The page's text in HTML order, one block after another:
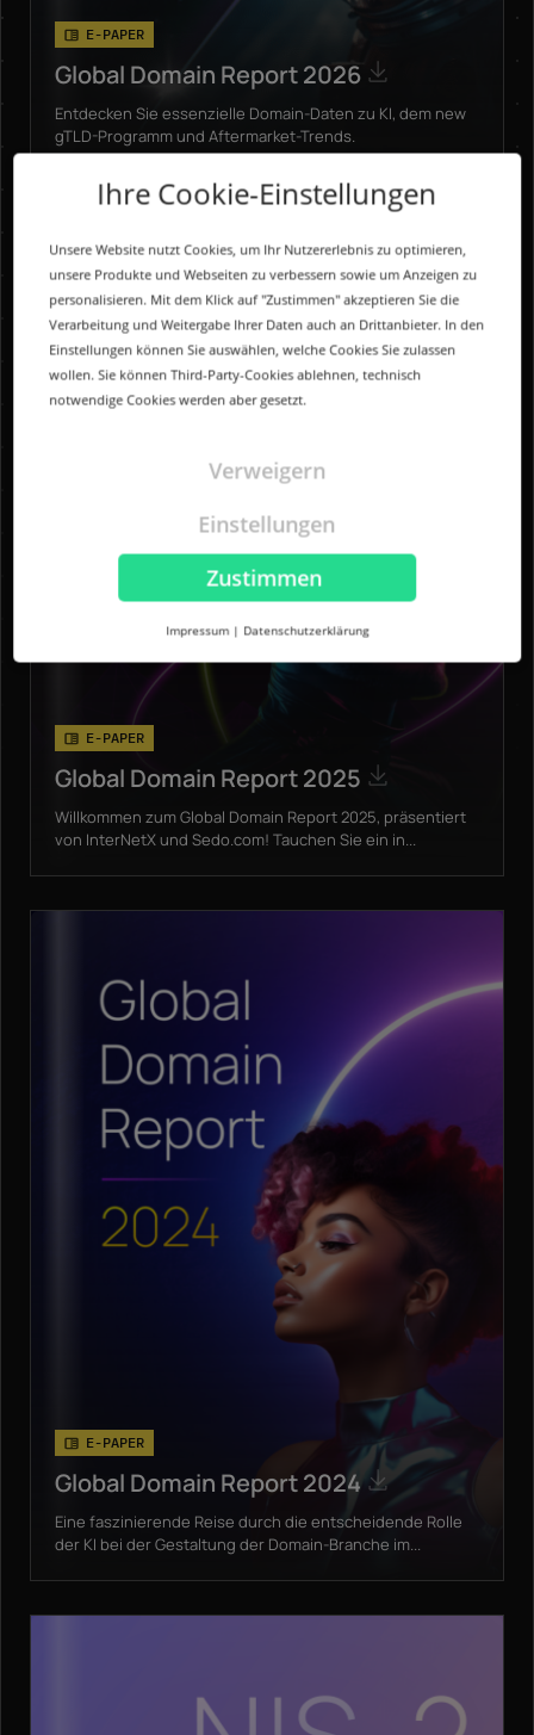
E-PAPER
Global Domain Report 2026
Entdecken Sie essenzielle Domain-Daten zu KI, dem new
gTLD-Programm und Aftermarket-Trends.
E-PAPER
Global Domain Report 2025
Willkommen zum Global Domain Report 2025, präsentiert
von InterNetX und Sedo.com! Tauchen Sie ein in...
E-PAPER
Global Domain Report 2024
Eine faszinierende Reise durch die entscheidende Rolle
der KI bei der Gestaltung der Domain-Branche im...
Ihre Cookie-Einstellungen
Unsere Website nutzt Cookies, um Ihr Nutzererlebnis zu optimieren,
unsere Produkte und Webseiten zu verbessern sowie um Anzeigen zu
personalisieren. Mit dem Klick auf "Zustimmen" akzeptieren Sie die
Verarbeitung und Weitergabe Ihrer Daten auch an Drittanbieter. In den
Einstellungen können Sie auswählen, welche Cookies Sie zulassen
wollen. Sie können Third-Party-Cookies ablehnen, technisch
notwendige Cookies werden aber gesetzt.
Zustimmen
Verweigern
Einstellungen
Impressum | Datenschutzerklärung